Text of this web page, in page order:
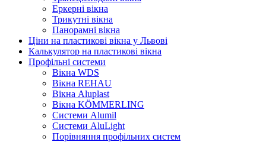
Еркерні вікна
Трикутні вікна
Панорамні вікна
Ціни на пластикові вікна у Львові
Калькулятор на пластикові вікна
Профільні системи
Вікна WDS
Вікна REHAU
Вікна Aluplast
Вікна KÖMMERLING
Cистеми Alumil
Системи AluLight
Порівняння профільних систем